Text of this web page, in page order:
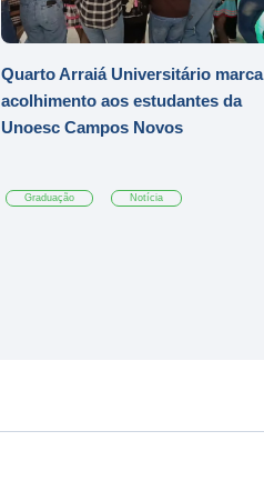
Quarto Arraiá Universitário marca
acolhimento aos estudantes da
Unoesc Campos Novos
Graduação Notícia